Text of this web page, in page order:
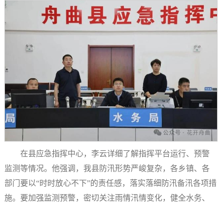
在县应急指挥中心，李云详细了解指挥平台运行、预警
监测等情况。他强调，我县防汛形势严峻复杂，各乡镇、各
部门要以“时时放心不下”的责任感，落实落细防汛备汛各项措
施。要加强监测预警，密切关注雨情汛情变化，健全水务、